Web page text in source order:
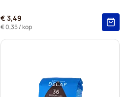
€ 3,49
€ 0,35/ kop